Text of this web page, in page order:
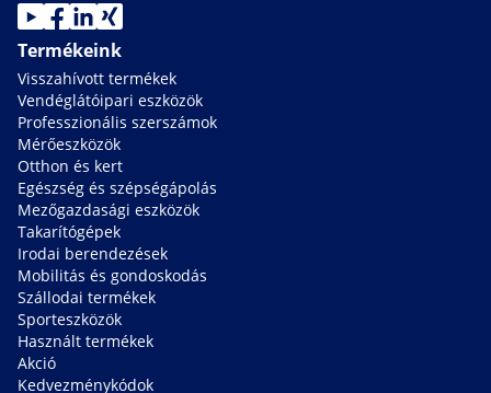
Termékeink
Visszahívott termékek
Vendéglátóipari eszközök
Professzionális szerszámok
Mérőeszközök
Otthon és kert
Egészség és szépségápolás
Mezőgazdasági eszközök
Takarítógépek
Irodai berendezések
Mobilitás és gondoskodás
Szállodai termékek
Sporteszközök
Használt termékek
Akció
Kedvezménykódok